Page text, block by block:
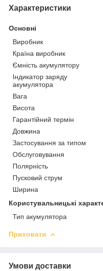
Характеристики
Основні
Виробник
Країна виробник
Ємність акумулятору
Індикатор заряду
акумулятора
Вага
Висота
Гарантійний термін
Довжина
Застосування за типом
Обслуговування
Полярність
Пусковий струм
Ширина
Користувальницькі
Тип акумулятора
Приховати
Умови доставки